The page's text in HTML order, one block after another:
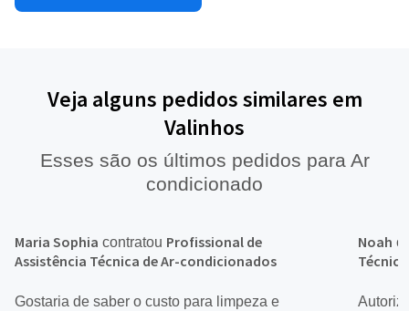
Veja alguns pedidos similares em
Valinhos
Esses são os últimos pedidos para Ar
condicionado
Maria Sophia contratou Profissional de
Assistência Técnica de Ar-condicionados
Gostaria de saber o custo para limpeza e
Noah